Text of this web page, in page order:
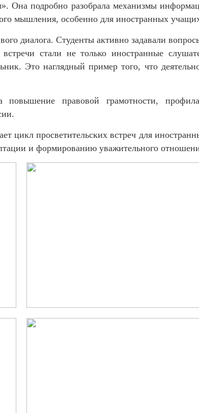
Она подробно разобрала механизмы
мышления, особенно для иностранных
диалога. Студенты активно задавали
стали не только иностранные
Это наглядный пример того, что
повышение правовой грамотности,
цикл просветительских встреч для
и формированию уважительного